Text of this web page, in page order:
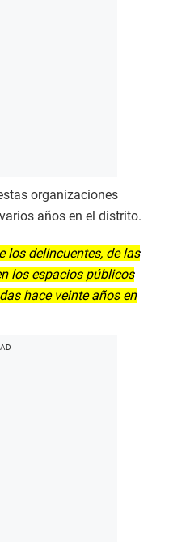
organizaciones
años en el distrito.
los delincuentes, de las
los espacios públicos
hace veinte años en